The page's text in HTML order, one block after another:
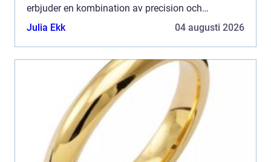
erbjuder en kombination av precision och
effektivitet som få andra metoder ka...
Julia Ekk 04 augusti 2026